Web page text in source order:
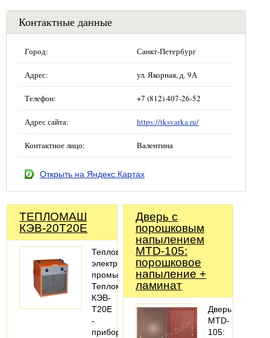
Контактные данные
Город: Санкт-Петербург
Адрес: ул. Якорная, д. 9А
Телефон: +7 (812) 407-26-52
Адрес сайта: https://tksvarka.ru/
Контактное лицо: Валентина
Открыть на Яндекс.Картах
ТЕПЛОМАШ
КЭВ-20Т20Е
Тепловентилятор
электрический
промышленный
Тепломаш
КЭВ-
Т20E
-
прибор
Дверь с
порошковым
напылением
MTD-105:
порошковое
напыление +
ламинат
Дверь
MTD-
105: